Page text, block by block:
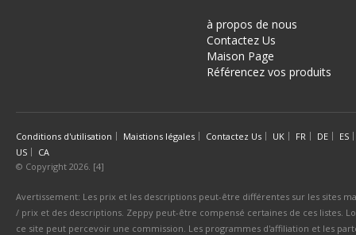
à propos de nous
Contactez Us
Maison Page
Référencez vos produits
Conditions d'utilisation Maistions légales Contactez Us UK FR DE
ES
US
CA
© Copyright 2026. [4]
Avertissement: Les prix et les descriptions peut-être différentes sur les sites
/ prix et des descriptions. Zeppy peut-être compensé certaines de ces listes.
ce site peut percevoir une commission. Les programmes d'affiliation et les